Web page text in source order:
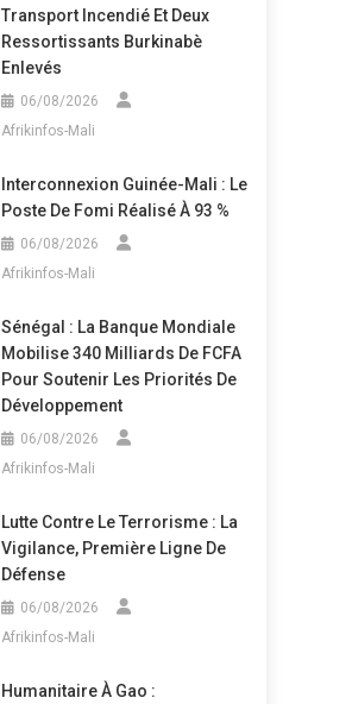
Transport Incendié Et Deux
Ressortissants Burkinabè
Enlevés
06/08/2026
Afrikinfos-Mali
Interconnexion Guinée-Mali : Le
Poste De Fomi Réalisé À 93 %
06/08/2026
Afrikinfos-Mali
Sénégal : La Banque Mondiale
Mobilise 340 Milliards De FCFA
Pour Soutenir Les Priorités De
Développement
06/08/2026
Afrikinfos-Mali
Lutte Contre Le Terrorisme : La
Vigilance, Première Ligne De
Défense
06/08/2026
Afrikinfos-Mali
Humanitaire À Gao :